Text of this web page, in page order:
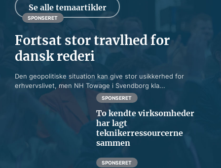
Se alle temaartikler
SPONSERET
Fortsat stor travlhed for
dansk rederi
Den geopolitiske situation kan give stor usikkerhed for
erhvervslivet, men NH Towage i Svendborg kla...
SPONSERET
To kendte virksomheder
har lagt
teknikerressourcerne
sammen
SPONSERET